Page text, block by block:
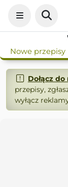
Nowe przepisy
Dołącz do
przepisy,
wyłącz